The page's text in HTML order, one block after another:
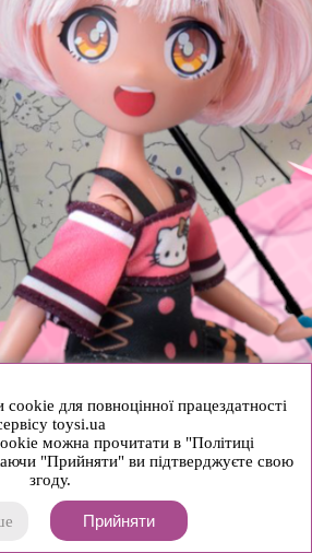
для повноцінної працездатності
toysi.ua
можна прочитати в "Політиці
"Прийняти" ви підтверджуєте свою
згоду.
Прийняти